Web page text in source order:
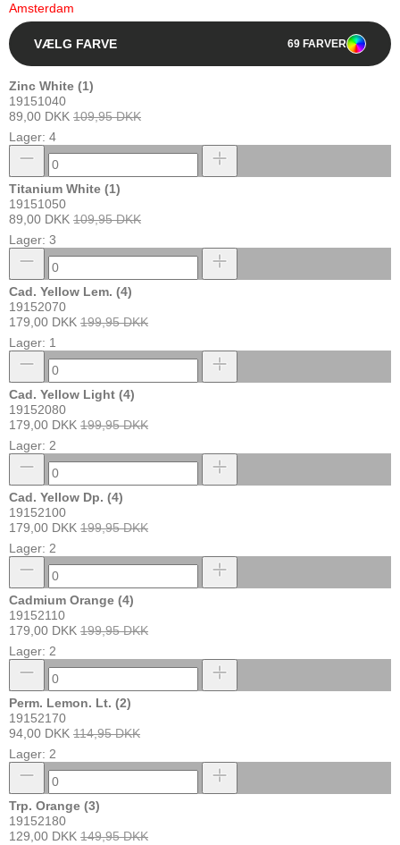
Amsterdam
VÆLG FARVE 69 FARVER
Zinc White (1)
19151040
89,00 DKK 109,95 DKK
Lager: 4
Titanium White (1)
19151050
89,00 DKK 109,95 DKK
Lager: 3
Cad. Yellow Lem. (4)
19152070
179,00 DKK 199,95 DKK
Lager: 1
Cad. Yellow Light (4)
19152080
179,00 DKK 199,95 DKK
Lager: 2
Cad. Yellow Dp. (4)
19152100
179,00 DKK 199,95 DKK
Lager: 2
Cadmium Orange (4)
19152110
179,00 DKK 199,95 DKK
Lager: 2
Perm. Lemon. Lt. (2)
19152170
94,00 DKK 114,95 DKK
Lager: 2
Trp. Orange (3)
19152180
129,00 DKK 149,95 DKK